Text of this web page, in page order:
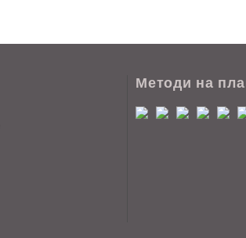
Методи на